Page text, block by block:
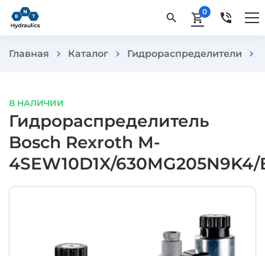
search shopping_cart0 phone_in_talk
Главная chevron_right Каталог chevron_right Гидрораспределители chevron_right
В НАЛИЧИИ
Гидрораспределитель
Bosch Rexroth M-
4SEW10D1X/630MG205N9K4/